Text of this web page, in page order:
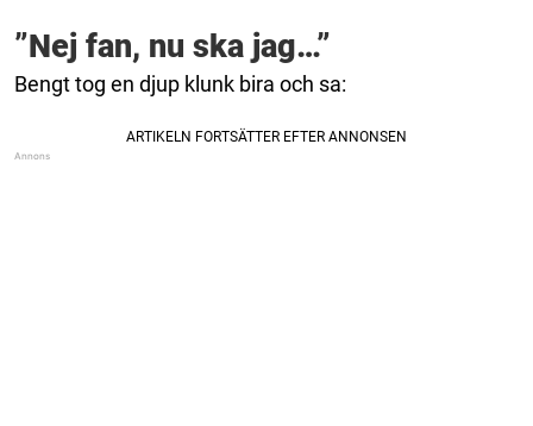
”Nej fan, nu ska jag…”
Bengt tog en djup klunk bira och sa: